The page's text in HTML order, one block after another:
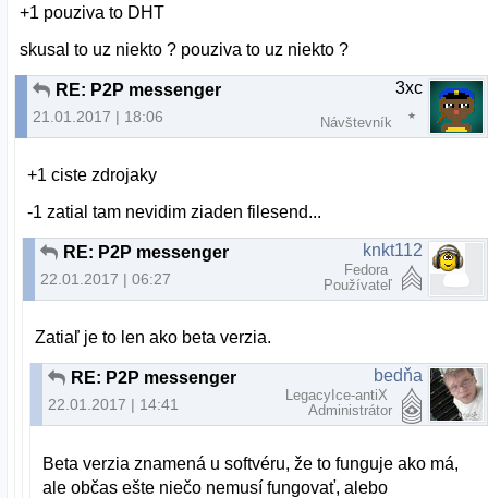
+1 pouziva to DHT
skusal to uz niekto ? pouziva to uz niekto ?
RE: P2P messenger
21.01.2017 | 18:06
3xc
Návštevník
+1 ciste zdrojaky
-1 zatial tam nevidim ziaden filesend...
RE: P2P messenger
22.01.2017 | 06:27
knkt112
Fedora
Používateľ
Zatiaľ je to len ako beta verzia.
RE: P2P messenger
22.01.2017 | 14:41
bedňa
LegacyIce-antiX
Administrátor
Beta verzia znamená u softvéru, že to funguje ako má,
ale občas ešte niečo nemusí fungovať, alebo